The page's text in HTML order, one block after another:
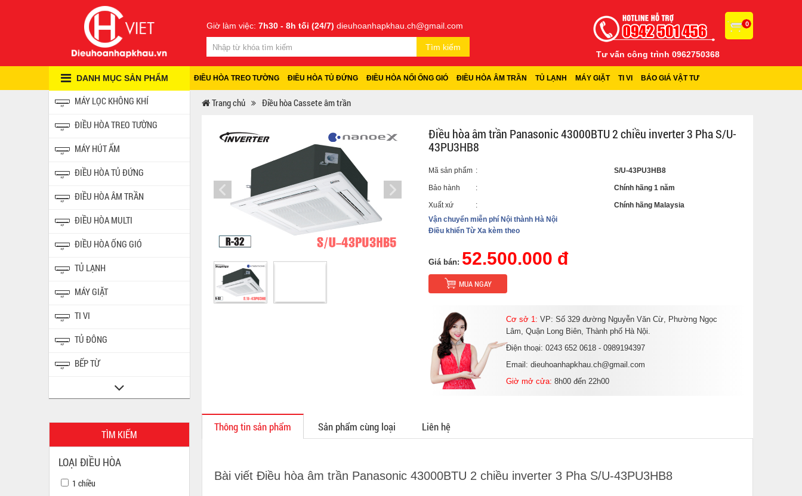
Giờ làm việc: 7h30 - 8h tối (24/7) dieuhoanhapkhau.ch@gmail.com
Tìm kiếm
0
Tư vấn công trình 0962750368
ĐIỀU HÒA TREO TƯỜNG ĐIỀU HÒA TỦ ĐỨNG ĐIỀU HÒA NỐI ỐNG GIÓ ĐIỀU HÒA ÂM TRẦN TỦ LẠNH MÁY GIẶT TI VI BÁO GIÁ VẬT TƯ
DANH MỤC SẢN PHẨM
MÁY LỌC KHÔNG KHÍ
ĐIỀU HÒA TREO TƯỜNG
MÁY HÚT ẨM
ĐIỀU HÒA TỦ ĐỨNG
ĐIỀU HÒA ÂM TRẦN
ĐIỀU HÒA MULTI
ĐIỀU HÒA ỐNG GIÓ
TỦ LẠNH
MÁY GIẶT
TI VI
TỦ ĐÔNG
BẾP TỪ
TÌM KIẾM
LOẠI ĐIỀU HÒA
1 chiều
Trang chủ Điều hòa Cassete âm trần
Điều hòa âm trần Panasonic 43000BTU 2 chiều inverter 3 Pha S/U-
43PU3HB8
Mã sản phẩm : S/U-43PU3HB8
Bảo hành : Chính hãng 1 năm
Xuất xứ :
Chính hãng Malaysia
Vận chuyển miễn phí Nội thành Hà Nội
Điều khiển Từ Xa kèm theo
Giá bán: 52.500.000 đ
MUA NGAY
Cơ sở 1: VP: Số 329 đường Nguyễn Văn Cừ, Phường Ngọc
Lâm, Quận Long Biên, Thành phố Hà Nội.
Điện thoại: 0243 652 0618 - 0989194397
Email: dieuhoanhapkhau.ch@gmail.com
Giờ mở cửa: 8h00 đến 22h00
Thông tin sản phẩm Sản phẩm cùng loại Liên hệ
Bài viết Điều hòa âm trần Panasonic 43000BTU 2 chiều inverter 3 Pha S/U-43PU3HB8